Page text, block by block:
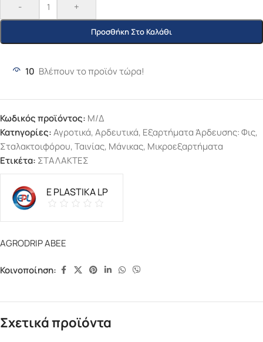
- +
Προσθήκη Στο Καλάθι
10 Βλέπουν το προϊόν τώρα!
Κωδικός προϊόντος: Μ/Δ
Κατηγορίες:Αγροτικά,Αρδευτικά, Εξαρτήματα Άρδευσης: Φις,
Σταλακτοιφόρου, Ταινίας, Μάνικας, Μικροεξαρτήματα
Ετικέτα: ΣΤΑΛΑΚΤΕΣ
E PLASTIKA LP
AGRODRIP ΑΒΕΕ
Κοινοποίηση:
Σχετικά προϊόντα